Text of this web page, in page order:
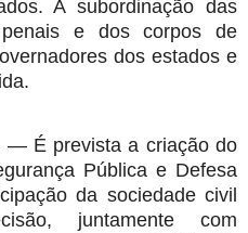
A subordinação das
e dos corpos de
dos estados e
— É prevista a criação do
Pública e Defesa
da sociedade civil
juntamente com